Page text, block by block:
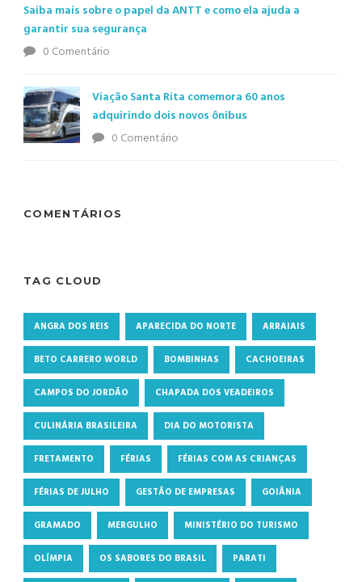
Saiba mais sobre o papel da ANTT e como ela ajuda a
garantir sua segurança
0 Comentário
Viação Santa Rita comemora 60 anos
adquirindo dois novos ônibus
0 Comentário
COMENTÁRIOS
TAG CLOUD
ANGRA DOS REIS APARECIDA DO NORTE ARRAIAIS
BETO CARRERO WORLD BOMBINHAS CACHOEIRAS
CAMPOS DO JORDÃO CHAPADA DOS VEADEIROS
CULINÁRIA BRASILEIRA DIA DO MOTORISTA
FRETAMENTO FÉRIAS FÉRIAS COM AS CRIANÇAS
FÉRIAS DE JULHO GESTÃO DE EMPRESAS GOIÂNIA
GRAMADO MERGULHO MINISTÉRIO DO TURISMO
OLÍMPIA OS SABORES DO BRASIL PARATI